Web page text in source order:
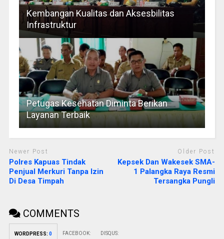
Kembangan Kualitas dan Aksesbilitas
Infrastruktur
Petugas Kesehatan Diminta Berikan
Layanan Terbaik
Newer Post
Polres Kapuas Tindak
Penjual Merkuri Tanpa Izin
Di Desa Timpah
Older Post
Kepsek Dan Wakesek SMA-
1 Palangka Raya Resmi
Tersangka Pungli
COMMENTS
WORDPRESS: 0 FACEBOOK: DISQUS: